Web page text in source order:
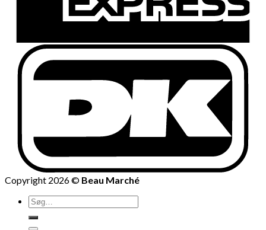
Copyright 2026 © Beau Marché
Søg
efter: